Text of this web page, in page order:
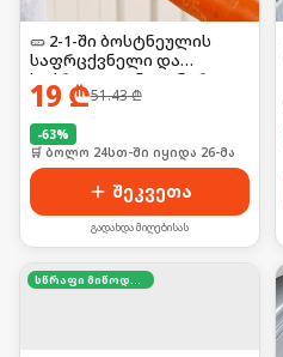
🥒 2-1-ში ბოსტნეულის
საფრცქვნელი და
საჭრელი კონტეინერით
19 ₾51.43₾
-63%
🛒 ბოლო 24სთ-ში იყიდა 26-მა
შეკვეთა
გადახდა მიღებისას
სწრაფი მიწოდება